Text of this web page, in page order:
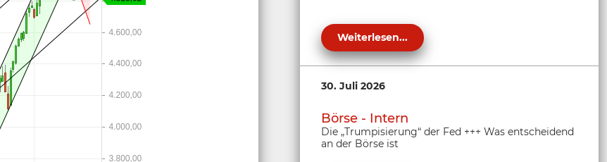
Weiterlesen...
30. Juli 2026
Börse - Intern
Die „Trumpisierung“ der Fed +++ Was entscheidend
an der Börse ist